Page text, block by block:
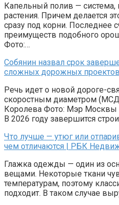
Капельный полив — система,
растения. Причем делается
сразу под корни. Последнее
преимуществ подобного
Фото:…
Собянин назвал срок
сложных дорожных
Речь идет о новой дороге-
скоростным диаметром
Королева Фото: Мэр Москвы
В 2026 году завершится
Что лучше — утюг или
чем отличаются | РБК
Глажка одежды — один из
вещами. Некоторые ткани
температурам, поэтому
подходит. В таком случае